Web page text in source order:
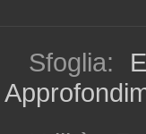
Sfoglia: